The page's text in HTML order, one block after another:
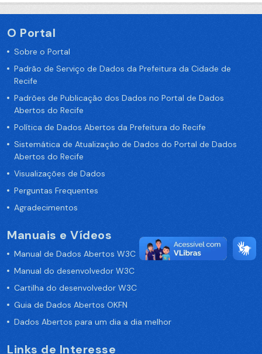
O Portal
Sobre o Portal
Padrão de Serviço de Dados da Prefeitura da Cidade de
Recife
Padrões de Publicação dos Dados no Portal de Dados
Abertos do Recife
Política de Dados Abertos da Prefeitura do Recife
Sistemática de Atualização de Dados do Portal de Dados
Abertos do Recife
Visualizações de Dados
Perguntas Frequentes
Agradecimentos
Manuais e Vídeos
Manual de Dados Abertos W3C
Manual do desenvolvedor W3C
Cartilha do desenvolvedor W3C
Guia de Dados Abertos OKFN
Dados Abertos para um dia a dia melhor
Links de Interesse